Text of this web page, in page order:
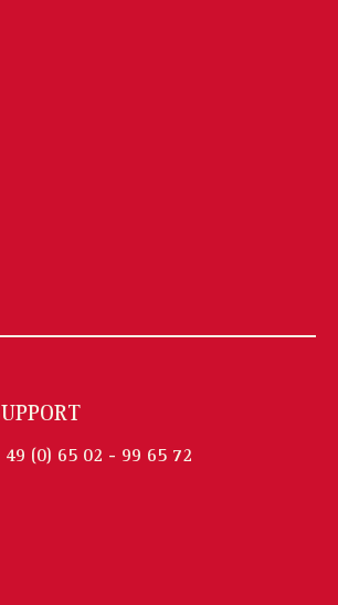
49 (0) 65 02 - 99 65 72